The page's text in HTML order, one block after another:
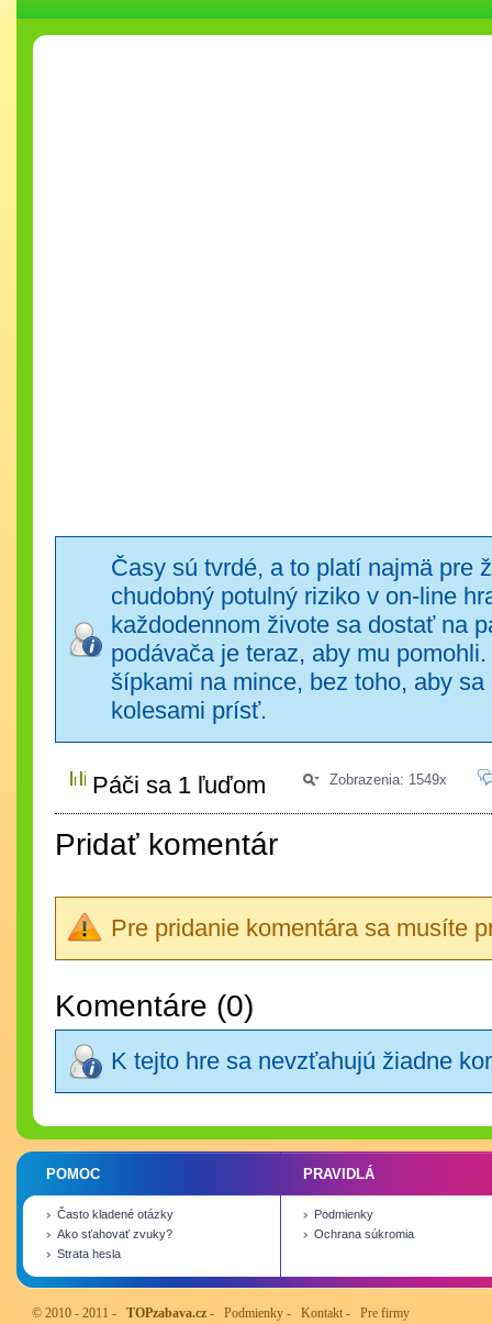
Časy sú tvrdé, a to platí najmä pre
chudobný potulný riziko v on-line
každodennom živote sa dostať na
podávača je teraz, aby mu
šípkami na mince, bez toho, aby
kolesami prísť.
Páči sa 1 ľuďom Zobrazenia: 1549x
Pridať komentár
Pre pridanie komentára sa musíte
Komentáre (0)
K tejto hre sa nevzťahujú žiadne
POMOC
Často kladené otázky
Ako sťahovať zvuky?
Strata hesla
PRAVIDLÁ
Podmienky
Ochrana súkromia
© 2010 - 2011 - TOPzabava.cz - Podmienky - Kontakt - Pre firmy